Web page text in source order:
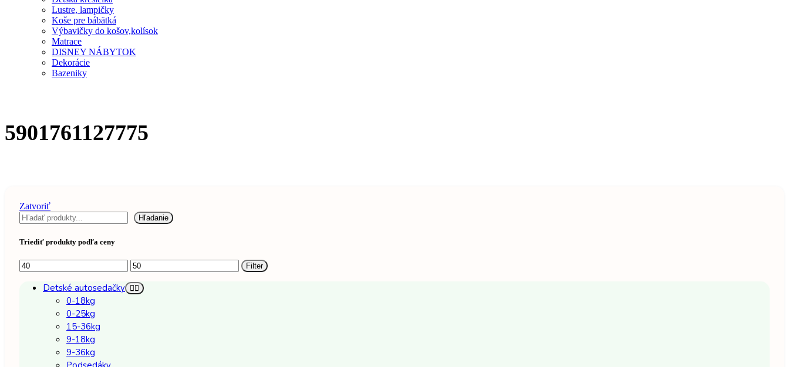
Lustre, lampičky
Koše pre bábätká
Výbavičky do košov,kolísok
Matrace
DISNEY NÁBYTOK
Dekorácie
Bazeniky
5901761127775
Zatvoriť
Hľadať
Hľadanie
Triediť produkty podľa ceny
Minimálna
cena
Maximálna
cena
Filter
Detské autosedačky
0-18kg
0-25kg
15-36kg
9-18kg
9-36kg